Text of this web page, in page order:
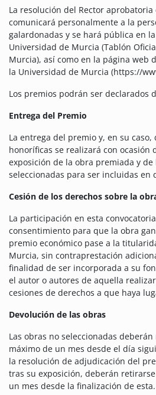
La resolución del Rector
comunicará personalmente a la
galardonadas y se hará pública en
Universidad de Murcia (Tablón
Murcia), así como en la página web
la Universidad de Murcia (https://
Los premios podrán ser declarados
Entrega del Premio
La entrega del premio y, en su caso,
honoríficas se realizará con ocasión
exposición de la obra premiada y de
seleccionadas para ser incluidas en
Cesión de los derechos sobre la
La participación en esta
consentimiento para que la obra
premio económico pase a la
Murcia, sin contraprestación
finalidad de ser incorporada a su
el autor o autores de aquella
cesiones de derechos a que haya
Devolución de las obras
Las obras no seleccionadas
máximo de un mes desde el día
la resolución de adjudicación del
tras su exposición, deberán
un mes desde la finalización de